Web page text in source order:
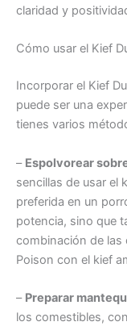
claridad y
Cómo usar el Kief
Incorporar el Kief
puede ser una
tienes varios
– Espolvorear
sencillas de usar el
preferida en un
potencia, sino que
combinación de las
Poison con el kief
– Preparar
los comestibles,